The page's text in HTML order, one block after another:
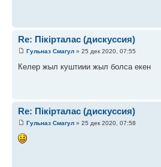
Re: Пікірталас (дискуссия)
Гульназ Смагул » 25 дек 2020, 07:55
Келер жыл куштиии жыл болса екен
Re: Пікірталас (дискуссия)
Гульназ Смагул » 25 дек 2020, 07:58